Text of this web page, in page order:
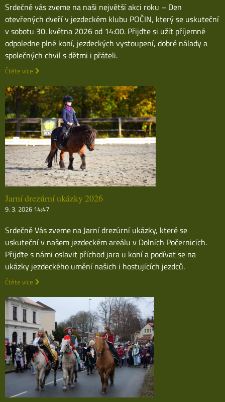
Srdečně vás zveme na naši největší akci roku – Den
otevřených dveří v jezdeckém klubu POČIN, který se uskuteční
v sobotu 30. května 2026 od 14:00. Přijďte si užít příjemné
odpoledne plné koní, jezdeckých vystoupení, dobré nálady a
společných chvil s dětmi i přáteli.
Čtěte více
Jarní drezúrní ukázky 2026
9. 3. 2026 14:47
Srdečně Vás zveme na Jarní drezúrní ukázky, které se
uskuteční v našem jezdeckém areálu v Dolních Počernicích.
Přijďte s námi oslavit příchod jara u koní a podívat se na
ukázky jezdeckého umění našich i hostujících jezdců.
Čtěte více